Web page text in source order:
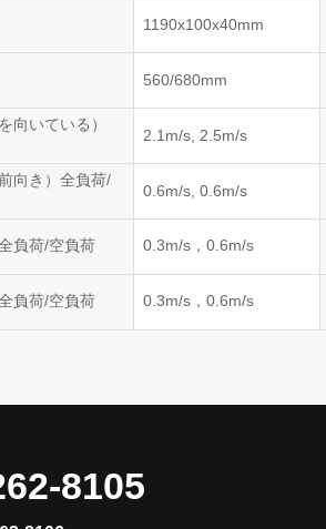
向いている）
向き）全負荷/
負荷/空負荷
負荷/空負荷
1190x100x40mm
560/680mm
2.1m/s, 2.5m/s
0.6m/s, 0.6m/s
0.3m/s，0.6m/s
0.3m/s，0.6m/s
8105